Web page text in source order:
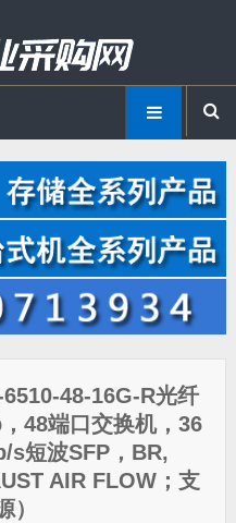
48-16G-R光纤
48端口交换机，36
s短波SFP，BR,
AIR FLOW；支